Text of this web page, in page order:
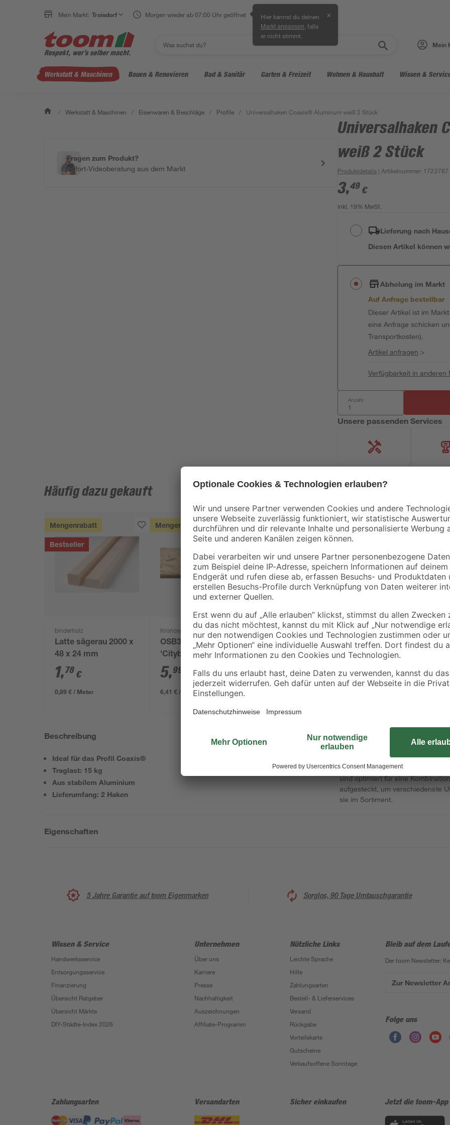
Mein Markt: Troisdorf Morgen wieder ab 07:00 Uhr geöffnet Hier kannst du deinen
Markt anpassen , falls
er nicht stimmt.
✕
Mein
Werkstatt & Maschinen Bauen & Renovieren Bad & Sanitär Garten & Freizeit Wohnen & Haushalt Wissen &
/ Werkstatt & Maschinen / Eisenwaren & Beschläge / Profile / Universalhaken Coaxis® Aluminum weiß 2 Stück
Fragen zum Produkt?
Sofort-Videoberatung aus dem Markt
Universalhaken
weiß 2 Stück
Produktdetails | Artikelnummer: 1722787
3,49 €
inkl. 19% MwSt.
Lieferung nach
Diesen Artikel können
Abholung im Markt
Auf Anfrage bestellbar
Dieser Artikel ist im
eine Anfrage schicken
Transportkosten).
Artikel anfragen >
Verfügbarkeit in anderen
Anzahl:
Unsere passenden Services
Häufig dazu gekauft
Mengenrabatt
Bestseller
binderholz
Latte sägerau 2000 x
48 x 24 mm
1,78 €
0,89 € / Meter
Mengenrabatt
Kronospan
OSB3-Verlegeplatte
'Cityboard'
ungeschliffen 1690 x
634 x 12 mm
5,99
/ m²
6,41 € / Pack
Mengenrabatt
binderholz
Latte gehobelt 2000 x
44 x 24 mm
3,98 €
Mengenrabatt
binderholz
Rahmen sägerau
2000 x 58 x 38 mm
3,98 €
Beschreibung
Ideal für das Profil Coaxis®
Traglast: 15 kg
Aus stabilem Aluminium
Lieferumfang: 2 Haken
Im Lieferumfang sind zwei der
Diese bestehen aus stabilem
sind optimiert für eine
aufgesteckt, um verschiedenste
sie im Sortiment.
Eigenschaften
5 Jahre Garantie auf toom Eigenmarken Sorglos, 90 Tage Umtauschgarantie
Wissen & Service
Handwerksservice
Entsorgungsservice
Finanzierung
Übersicht Ratgeber
Übersicht Märkte
DIY-Städte-Index 2026
Unternehmen
Über uns
Karriere
Presse
Nachhaltigkeit
Auszeichnungen
Affiliate-Programm
Nützliche Links
Leichte Sprache
Hilfe
Zahlungsarten
Bestell- & Lieferservices
Versand
Rückgabe
Vorteilskarte
Gutscheine
Verkaufsoffene Sonntage
Bleib auf dem
Der toom Newsletter:
Zur Newsletter
Folge uns
Zahlungsarten Versandarten Sicher einkaufen Jetzt die toom-